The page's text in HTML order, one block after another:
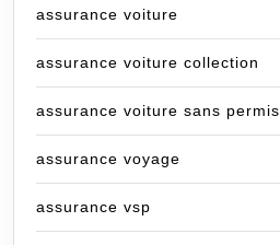
assurance voiture
assurance voiture collection
assurance voiture sans permis
assurance voyage
assurance vsp